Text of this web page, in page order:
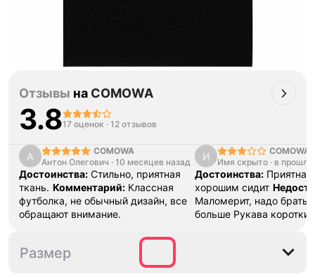
Отзывы на COMOWA
3.817 оценок · 12 отзывов
А
COMOWA
Антон Олегович · 10 месяцев назад
Достоинства: Стильно, приятная
ткань. Комментарий: Классная
футболка, не обычный дизайн, все
обращают внимание.
И
COMOWA
Имя скрыто · в
Достоинства: Приятная
хорошим сидит
Маломерит, надо брать
больше Рукава
Благодарим за отзыв,
2XL
Размер